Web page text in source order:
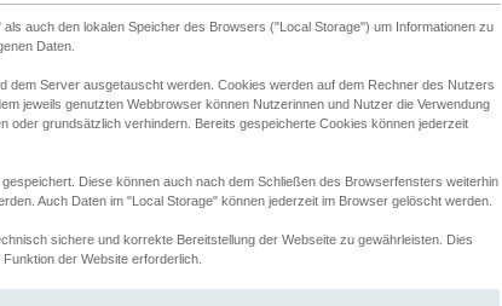
auch den lokalen Speicher des Browsers ("Local Storage") um Informationen zu
Daten.
dem Server ausgetauscht werden. Cookies werden auf dem Rechner des Nutzers
jeweils genutzten Webbrowser können Nutzerinnen und Nutzer die Verwendung
oder grundsätzlich verhindern. Bereits gespeicherte Cookies können jederzeit
Diese können auch nach dem Schließen des Browserfensters weiterhin
Auch Daten im "Local Storage" können jederzeit im Browser gelöscht werden.
sichere und korrekte Bereitstellung der Webseite zu gewährleisten. Dies
der Website erforderlich.